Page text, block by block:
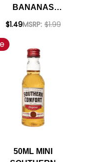
BANANAS
SCHNAPPS
$1.49MSRP: $1.99
50ML MINI